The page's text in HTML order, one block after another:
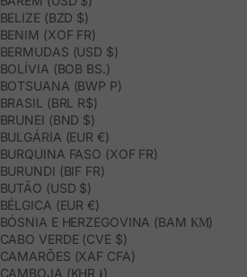
BELIZE (BZD $)
BENIM (XOF FR)
BERMUDAS (USD $)
BOLÍVIA (BOB BS.)
BOTSUANA (BWP P)
BRASIL (BRL R$)
BRUNEI (BND $)
BULGÁRIA (EUR €)
BURQUINA FASO (XOF FR)
BURUNDI (BIF FR)
BUTÃO (USD $)
BÉLGICA (EUR €)
BÓSNIA E HERZEGOVINA (BAM КМ)
CABO VERDE (CVE $)
CAMARÕES (XAF CFA)
CAMBOJA (KHR ៛)